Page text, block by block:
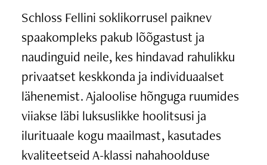
Schloss Fellini soklikorrusel paiknev
spaakompleks pakub lõõgastust ja
naudinguid neile, kes hindavad rahulikku
privaatset keskkonda ja individuaalset
lähenemist. Ajaloolise hõnguga ruumides
viiakse läbi luksuslikke hoolitsusi ja
ilurituaale kogu maailmast, kasutades
kvaliteetseid A-klassi nahahoolduse